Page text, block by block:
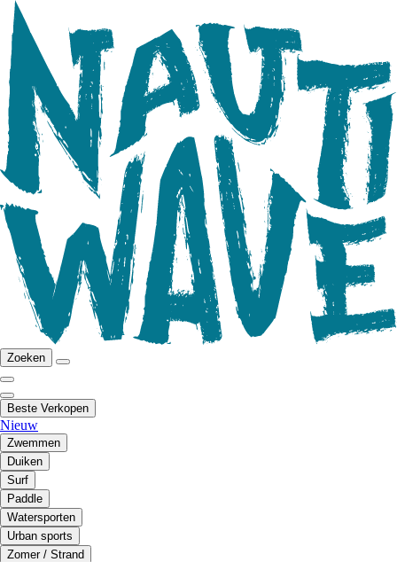
Zoeken
Beste Verkopen
Nieuw
Zwemmen
Duiken
Surf
Paddle
Watersporten
Urban sports
Zomer / Strand